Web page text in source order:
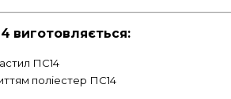
виготовляється:
ПС14
поліестер ПС14